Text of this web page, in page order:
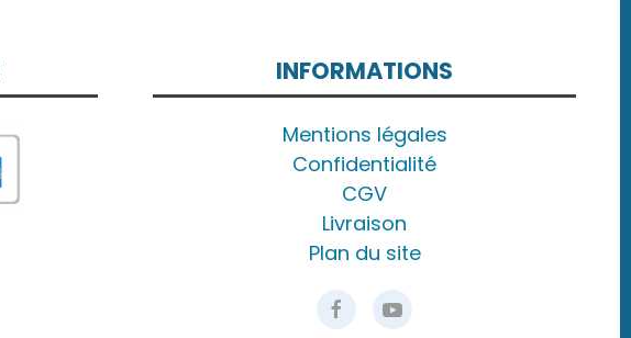
INFORMATIONS
Mentions légales
Confidentialité
CGV
Livraison
Plan du site